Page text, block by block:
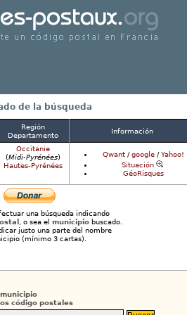
correos código postales
Francia
de la búsqueda
Región
Departamento
Información
Occitanie
(Midi-Pyrénées)
Hautes-Pyrénées
Qwant/google/Yahoo!
Situación
GéoRisques
una búsqueda indicando
, o sea el municipiobuscado.
justo una parte del nombre
(mínimo 3 cartas).
municipio
código postales